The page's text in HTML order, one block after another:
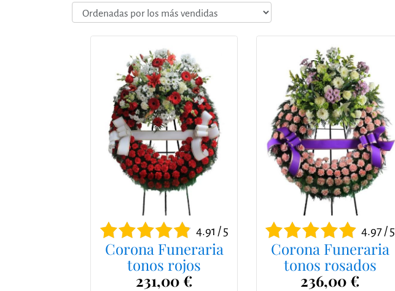
4.91 / 5
Corona Funeraria
tonos rojos
231,00 €
4.97 / 5
Corona Funeraria
tonos rosados
236,00 €